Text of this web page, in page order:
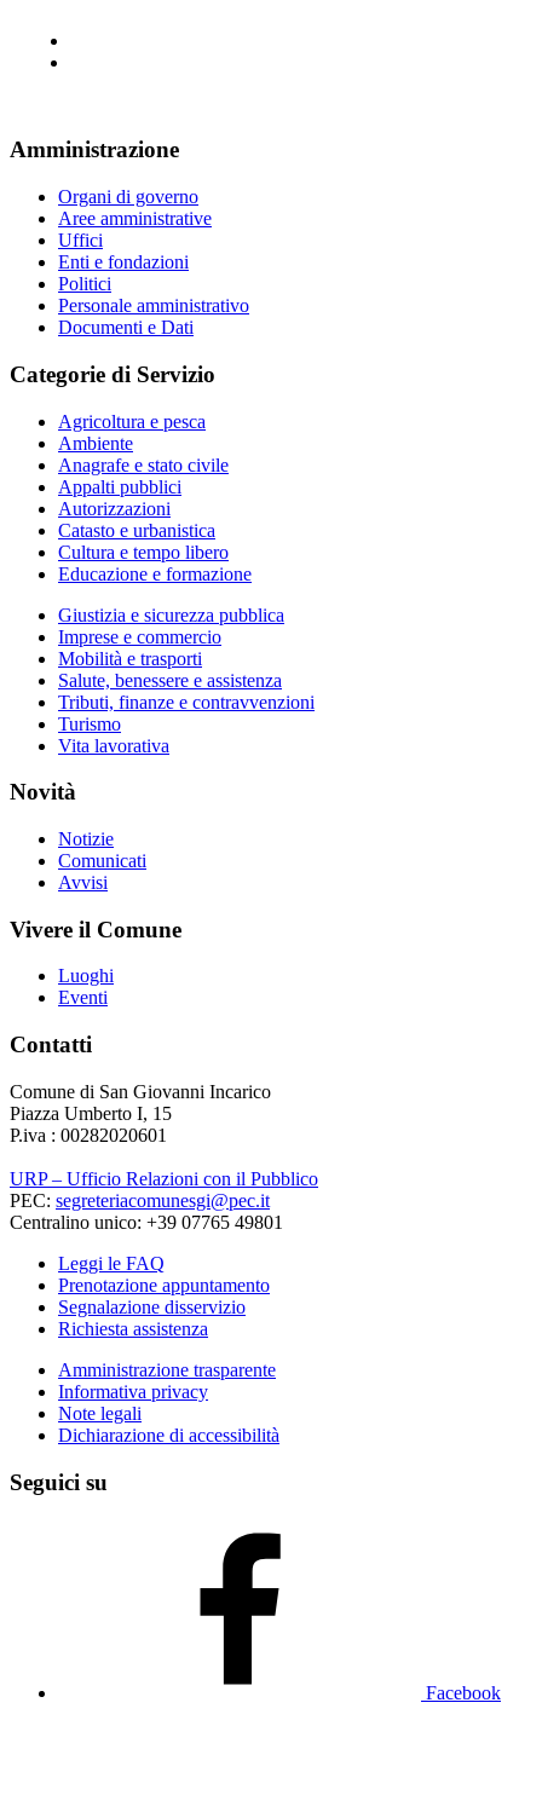
Amministrazione
Organi di governo
Aree amministrative
Uffici
Enti e fondazioni
Politici
Personale amministrativo
Documenti e Dati
Categorie di Servizio
Agricoltura e pesca
Ambiente
Anagrafe e stato civile
Appalti pubblici
Autorizzazioni
Catasto e urbanistica
Cultura e tempo libero
Educazione e formazione
Giustizia e sicurezza pubblica
Imprese e commercio
Mobilità e trasporti
Salute, benessere e assistenza
Tributi, finanze e contravvenzioni
Turismo
Vita lavorativa
Novità
Notizie
Comunicati
Avvisi
Vivere il Comune
Luoghi
Eventi
Contatti
Comune di San Giovanni Incarico
Piazza Umberto I, 15
P.iva : 00282020601
URP – Ufficio Relazioni con il Pubblico
PEC: segreteriacomunesgi@pec.it
Centralino unico: +39 07765 49801
Leggi le FAQ
Prenotazione appuntamento
Segnalazione disservizio
Richiesta assistenza
Amministrazione trasparente
Informativa privacy
Note legali
Dichiarazione di accessibilità
Seguici su
Facebook